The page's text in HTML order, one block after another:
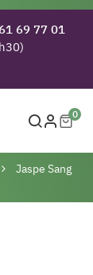
69 77 01
0
Jaspe Sang